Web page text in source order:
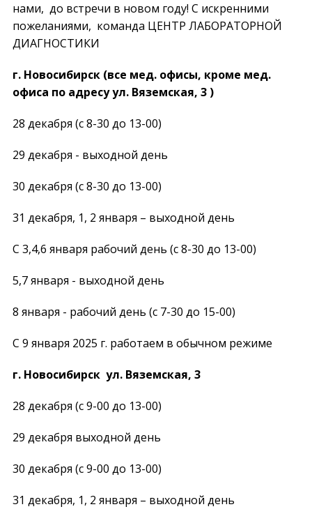
нами, до встречи в новом году! С искренними
пожеланиями, команда ЦЕНТР ЛАБОРАТОРНОЙ
ДИАГНОСТИКИ
г. Новосибирск (все мед. офисы, кроме мед.
офиса по адресу ул. Вяземская, 3 )
28 декабря (с 8-30 до 13-00)
29 декабря - выходной день
30 декабря (с 8-30 до 13-00)
31 декабря, 1, 2 января – выходной день
С 3,4,6 января рабочий день (с 8-30 до 13-00)
5,7 января - выходной день
8 января - рабочий день (с 7-30 до 15-00)
C 9 января 2025 г. работаем в обычном режиме
г. Новосибирск ул. Вяземская, 3
28 декабря (с 9-00 до 13-00)
29 декабря выходной день
30 декабря (с 9-00 до 13-00)
31 декабря, 1, 2 января – выходной день